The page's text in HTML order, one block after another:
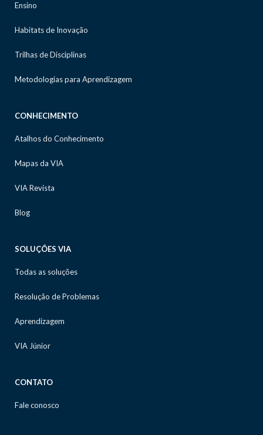
Ensino
Habitats de Inovação
Trilhas de Disciplinas
Metodologias para Aprendizagem
CONHECIMENTO
Atalhos do Conhecimento
Mapas da VIA
VIA Revista
Blog
SOLUÇÕES VIA
Todas as soluções
Resolução de Problemas
Aprendizagem
VIA Júnior
CONTATO
Fale conosco